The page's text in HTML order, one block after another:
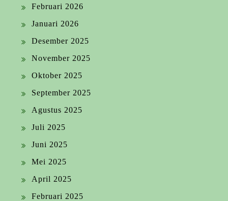
Februari 2026
Januari 2026
Desember 2025
November 2025
Oktober 2025
September 2025
Agustus 2025
Juli 2025
Juni 2025
Mei 2025
April 2025
Februari 2025